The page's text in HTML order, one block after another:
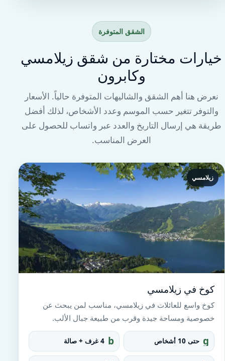
الشقق المتوفرة
خيارات مختارة من شقق زيلامسي
وكابرون
نعرض هنا أهم الشقق والشاليهات المتوفرة حالياً. الأسعار
والتوفر تتغير حسب الموسم وعدد الأشخاص، لذلك أفضل
طريقة هي إرسال التاريخ والعدد عبر واتساب للحصول على
العرض المناسب.
زيلامسي
كوخ في زيلامسي
كوخ واسع للعائلات في زيلامسي، مناسب لمن يبحث عن
خصوصية ومساحة جيدة وقرب من طبيعة جبال الألب.
g
r
حتى 10 أشخاص b
e
4 غرف + صالة